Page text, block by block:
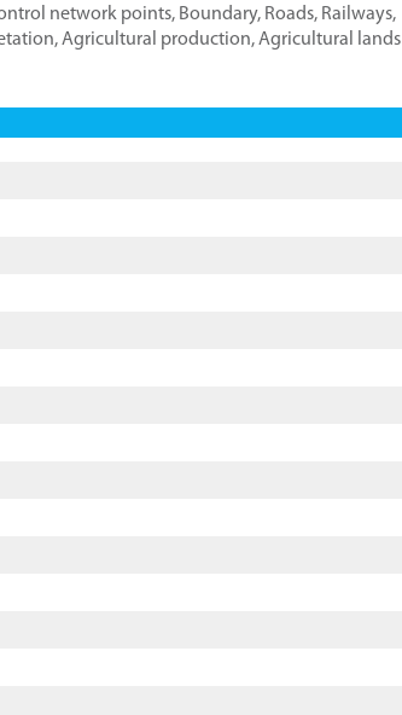
network points, Boundary, Roads, Railways,
,Agricultural production,Agricultural lands